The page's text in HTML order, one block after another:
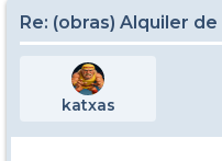
Re: (obras) Alquiler
katxas